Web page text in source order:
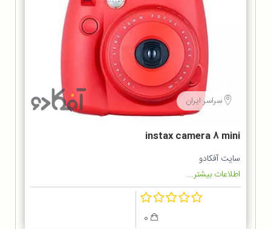
سراسر ایران
instax camera 8 mini
سایت آفکادو
اطلاعات بیشتر...